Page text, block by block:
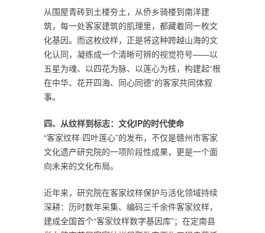
从围屋青砖到土楼夯土，从侨乡骑楼到南洋建
筑，每一处客家建筑的肌理里，都藏着同一枚文
化基因。而这枚纹样，正是将这种跨越山海的文
化认同，凝练成一个清晰可辨的视觉符号——以
五星为魂、以四花为脉、以莲心为核，构建起“根
在中华、花开四海、同心同德”的客家共同体叙
事。
四、从纹样到标志：文化IP的时代使命
“客家纹样·四叶莲心”的发布，不仅是赣州市客家
文化遗产研究院的一项阶段性成果，更是一个面
向未来的文化布局。
近年来，研究院在客家纹样保护与活化领域持续
深耕：历时数年采集、编码三千余件客家纹样，
建成全国首个“客家纹样数字基因库”；在定南县